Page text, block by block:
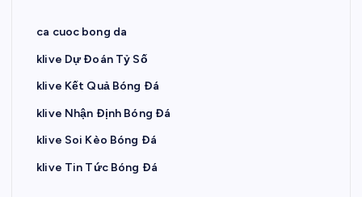
ca cuoc bong da
klive Dự Đoán Tỷ Số
klive Kết Quả Bóng Đá
klive Nhận Định Bóng Đá
klive Soi Kèo Bóng Đá
klive Tin Tức Bóng Đá